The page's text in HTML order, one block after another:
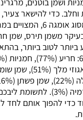
להישאר צעיר, יש
להגביל צריכת שומנים רב לא רווים מסוג אומגה 6, המצויים במרגרינה,
תירס, שמן חריע ושמן
ביותר, בהתאם
לחומצות רב- לא רוויות מסוג אומגה 6: חריע (77%), חמניות (69%), שמן
תירס (61%), שמן סויה (54%), שמן אגוזי מלך (51%), שמן שומשום
(41%), שמן בוטנים (33%), שמן קנולה (22%), שמן פשתן (16%), שמן
אקסטרה בתולי (8%), שמן מקדמיה (3%). לתשומת ליבכם: אחדים
אותם לחד לא רוויים